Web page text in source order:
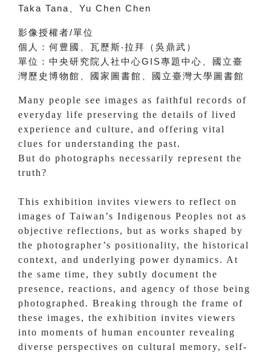
Taka Tana、 Yu Chen Chen
影像授權者/單位
個人： 何豊國、 瓦歷斯‧拉拜（吳鼎武）
單位： 中央研究院人社中心GIS專題中心、
國立臺
灣歷史博物館、
國家圖書館、 國立臺灣大學圖書館
Many people see images as faithful records of
everyday life preserving the details of lived
experience and culture, and offering vital
clues for understanding the past.
But do photographs necessarily represent the
truth?
This exhibition invites viewers to reflect on
images of Taiwan’s Indigenous Peoples not as
objective reflections, but as works shaped by
the photographer’s positionality, the historical
context, and underlying power dynamics. At
the same time, they subtly document the
presence, reactions, and agency of those being
photographed. Breaking through the frame of
these images, the exhibition invites viewers
into moments of human encounter revealing
diverse perspectives on cultural memory, self-